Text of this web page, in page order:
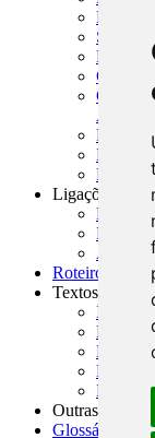
MCR -
MASUP
CNAE-
PMF -
Ligações
Links
Roteiros para
Textos
Índice
Editorial
Na
Fórum
Outras
Glossário